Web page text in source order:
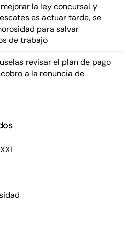
la ley concursal y
es actuar tarde, se
para salvar
de trabajo
revisar el plan de pago
a la renuncia de